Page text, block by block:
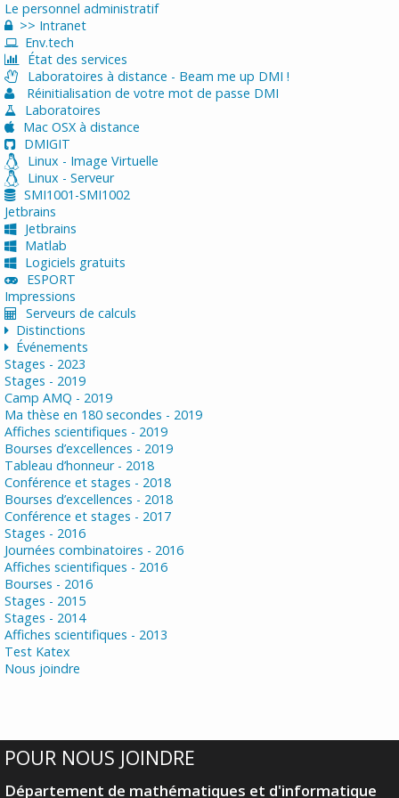
Le personnel administratif
>> Intranet
Env.tech
État des services
Laboratoires à distance - Beam me up DMI !
Réinitialisation de votre mot de passe DMI
Laboratoires
Mac OSX à distance
DMIGIT
Linux - Image Virtuelle
Linux - Serveur
SMI1001-SMI1002
Jetbrains
Jetbrains
Matlab
Logiciels gratuits
ESPORT
Impressions
Serveurs de calculs
Distinctions
Événements
Stages - 2023
Stages - 2019
Camp AMQ - 2019
Ma thèse en 180 secondes - 2019
Affiches scientifiques - 2019
Bourses d’excellences - 2019
Tableau d’honneur - 2018
Conférence et stages - 2018
Bourses d’excellences - 2018
Conférence et stages - 2017
Stages - 2016
Journées combinatoires - 2016
Affiches scientifiques - 2016
Bourses - 2016
Stages - 2015
Stages - 2014
Affiches scientifiques - 2013
Test Katex
Nous joindre
POUR NOUS JOINDRE
Département de mathématiques et d'informatique